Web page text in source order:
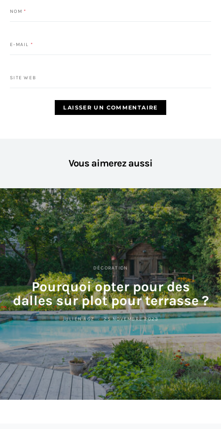
NOM *
E-MAIL *
SITE WEB
Vous aimerez aussi
DÉCORATION
Pourquoi opter pour des
dalles sur plot pour terrasse ?
JULIEN AGZ 25 NOVEMBRE 2023